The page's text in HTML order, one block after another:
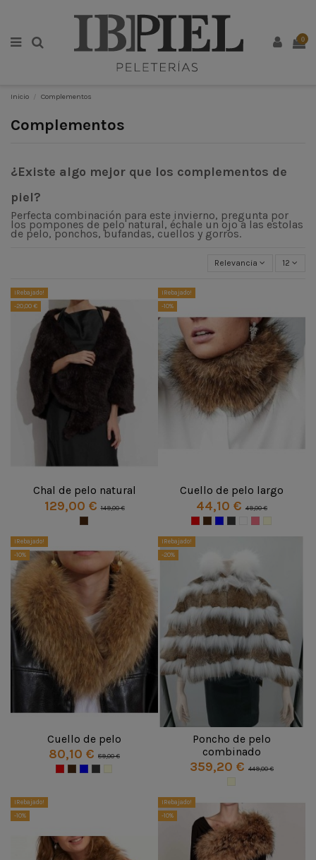
0
Inicio Complementos
Complementos
¿Existe algo mejor que los complementos de
piel?
Perfecta combinación para este invierno, pregunta por
los pompones de pelo natural, échale un ojo a las estolas
de pelo, ponchos, bufandas, cuellos y gorros.
Relevancia 12
¡Rebajado!
-20,00 €
Chal de pelo natural
129,00 €149,00 €
¡Rebajado!
-10%
Cuello de pelo largo
44,10 € 49,00 €
¡Rebajado!
-10%
Cuello de pelo
80,10 € 89,00 €
¡Rebajado!
-20%
Poncho de pelo
combinado
359,20 € 449,00 €
¡Rebajado!
-10%
¡Rebajado!
-10%